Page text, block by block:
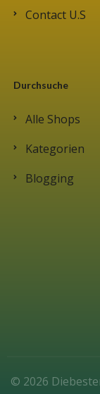
Contact U.S
Durchsuche
Alle Shops
Kategorien
Blogging
© 2026